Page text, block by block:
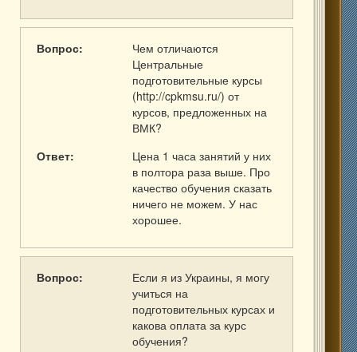
Вопрос:
Чем отличаются
Центральные
подготовительные курсы
(http://cpkmsu.ru/) от
курсов, предложенных на
ВМК?
Ответ:
Цена 1 часа занятий у них
в полтора раза выше. Про
качество обучения сказать
ничего не можем. У нас
хорошее.
Вопрос:
Если я из Украины, я могу
учиться на
подготовительных курсах и
какова оплата за курс
обучения?